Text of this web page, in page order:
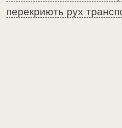
перекриють рух